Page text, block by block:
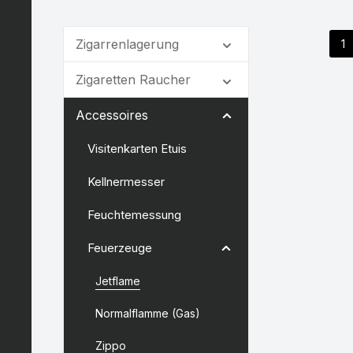
Zigarrenlagerung
Zigaretten Raucher
Accessoires
Visitenkarten Etuis
Kellnermesser
Feuchtemessung
Feuerzeuge
Jetflame
Normalflamme (Gas)
Zippo
1